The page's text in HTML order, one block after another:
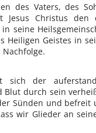
des Vaters, des
Christus den
seine
Geistes in
sich der
Blut durch sein
Sünden und
wir Glieder an